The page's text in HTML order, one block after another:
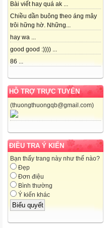
Bài viết hay quá ak ...
Chiều dần buông theo áng mây
trôi hững hờ. Những...
hay wa ...
good good :)))) ...
86 ...
HỖ TRỢ TRỰC TUYẾN
(thuongthuongqb@gmail.com)
ĐIỀU TRA Ý KIẾN
Bạn thấy trang này như thế nào?
Đẹp
Đơn điệu
Bình thường
Ý kiến khác